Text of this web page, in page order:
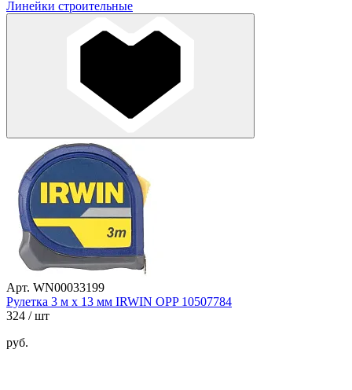
Линейки строительные
Арт. WN00033199
Рулетка 3 м х 13 мм IRWIN OPP 10507784
324 / шт
руб.